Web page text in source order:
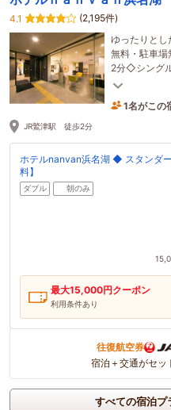
4.1
(2,195件)
ゆったりと
無料・駐車
2分◇シング
ジネス・カッ
1名がこの
JR鷲津駅 徒歩2分
ホテルnanvan浜名湖 ◆ スタンダ
料】
ダブル 朝のみ
最大15,000円クーポン
利用条件あり
往復航空券
宿泊＋交通がセッ
すべての宿泊プ